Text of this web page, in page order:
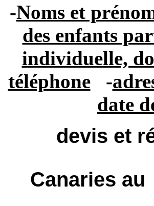
-Noms et
des enfants
individuelle,
téléphone-
date
devis et
Canaries au